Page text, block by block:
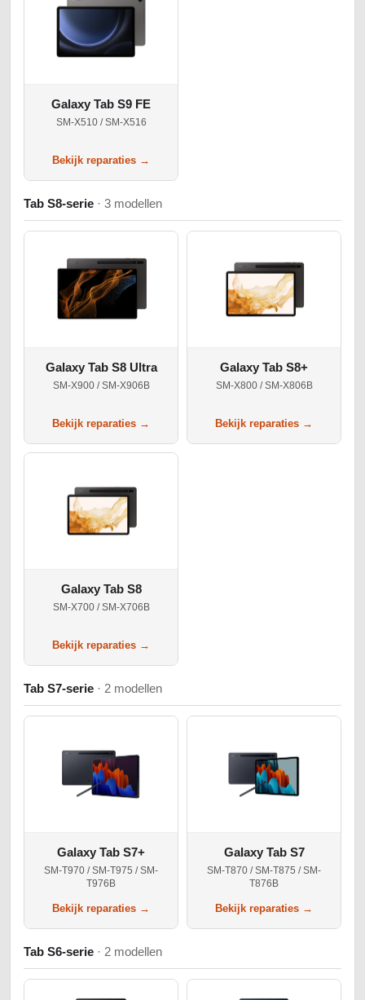
Galaxy Tab S9 FE
SM-X510 / SM-X516
Bekijk reparaties →
Tab S8-serie · 3 modellen
Galaxy Tab S8 Ultra
SM-X900 / SM-X906B
Bekijk reparaties →
Galaxy Tab S8+
SM-X800 / SM-X806B
Bekijk reparaties →
Galaxy Tab S8
SM-X700 / SM-X706B
Bekijk reparaties →
Tab S7-serie · 2 modellen
Galaxy Tab S7+
SM-T970 / SM-T975 / SM-
T976B
Bekijk reparaties →
Galaxy Tab S7
SM-T870 / SM-T875 / SM-
T876B
Bekijk reparaties →
Tab S6-serie · 2 modellen